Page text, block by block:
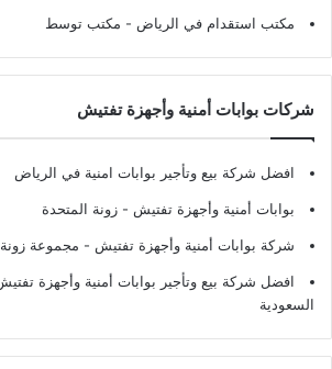
مكتب استقدام في الرياض - مكتب توسط
شركات بوابات أمنية وأجهزة تفتيش
افضل شركة بيع وتأجير بوابات امنية في الرياض
بوابات أمنية وأجهزة تفتيش - زونة المتحدة
شركة بوابات أمنية وأجهزة تفتيش - مجموعة زونة
افضل شركة بيع وتأجير بوابات أمنية وأجهزة
السعودية